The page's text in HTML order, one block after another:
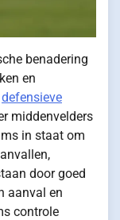
benadering
en
defensieve
middenvelders
in staat om
door goed
aanval en
controle